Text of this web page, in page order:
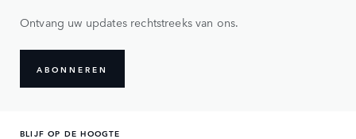
Ontvang uw updates rechtstreeks van ons.
ABONNEREN
BLIJF OP DE HOOGTE